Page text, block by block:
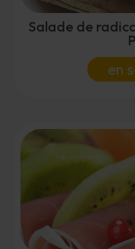
Salade de
en